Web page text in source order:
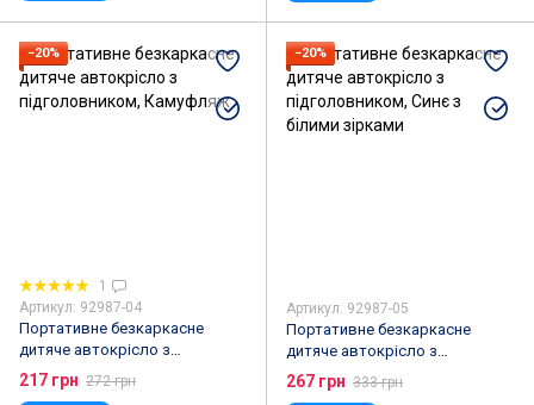
−20%
1
Артикул: 92987-04
Портативне безкаркасне
дитяче автокрісло з
підголовником, Камуфляж
217 грн 272 грн
−20%
Артикул: 92987-05
Портативне безкаркасне
дитяче автокрісло з
підголовником, Синє з білими
зірками
267 грн 333 грн